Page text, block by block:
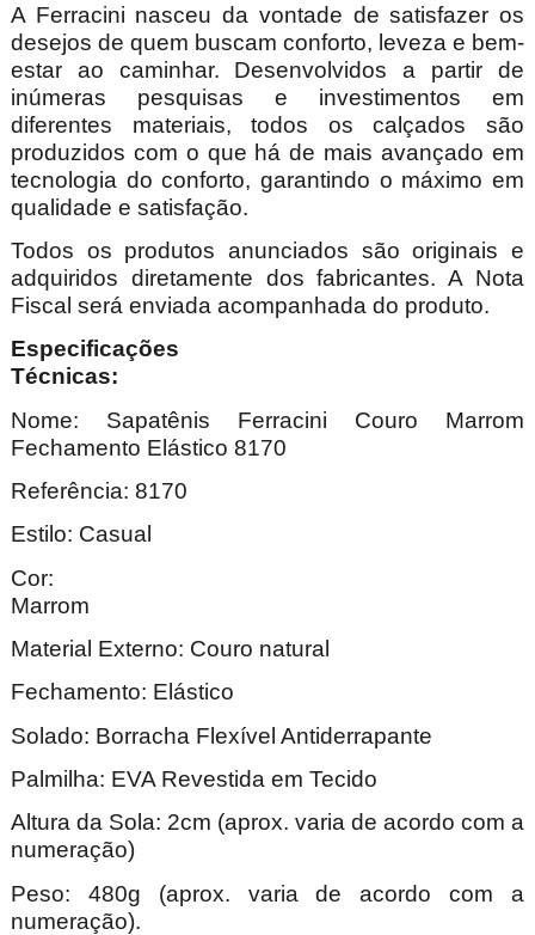
A Ferracini nasceu da vontade de satisfazer os
desejos de quem buscam conforto, leveza e bem-
estar ao caminhar. Desenvolvidos a partir de
inúmeras pesquisas e investimentos em
diferentes materiais, todos os calçados são
produzidos com o que há de mais avançado em
tecnologia do conforto, garantindo o máximo em
qualidade e satisfação.
Todos os produtos anunciados são originais e
adquiridos diretamente dos fabricantes. A Nota
Fiscal será enviada acompanhada do produto.
Especificações
Nome: Sapatênis Ferracini Couro Marrom
Fechamento Elástico 8170
Referência: 8170
Estilo: Casual
Cor:
Material Externo: Couro natural
Fechamento: Elástico
Solado: Borracha Flexível Antiderrapante
Palmilha: EVA Revestida em Tecido
Altura da Sola: 2cm (aprox. varia de acordo com a
numeração)
Peso: 480g (aprox. varia de acordo com a
numeração).